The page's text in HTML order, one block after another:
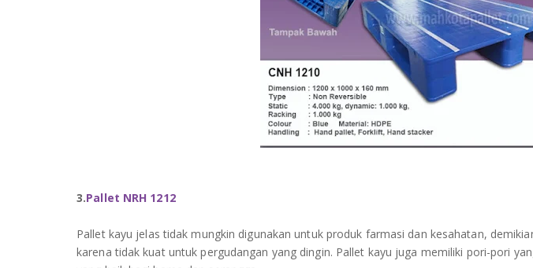
3.Pallet NRH 1212
Pallet kayu jelas tidak mungkin digunakan untuk produk farmasi dan kesahatan,
karena tidak kuat untuk pergudangan yang dingin. Pallet kayu juga memiliki pori-pori